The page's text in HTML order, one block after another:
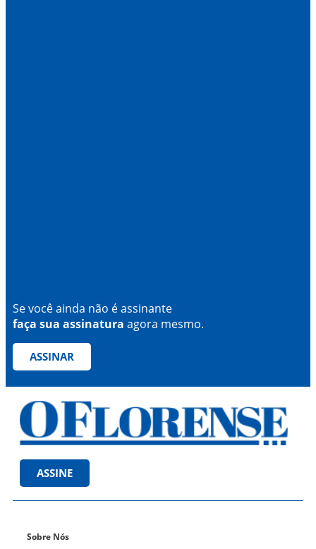
Se você ainda não é assinante
faça sua assinatura agora mesmo.
ASSINAR
ASSINE
Sobre Nós